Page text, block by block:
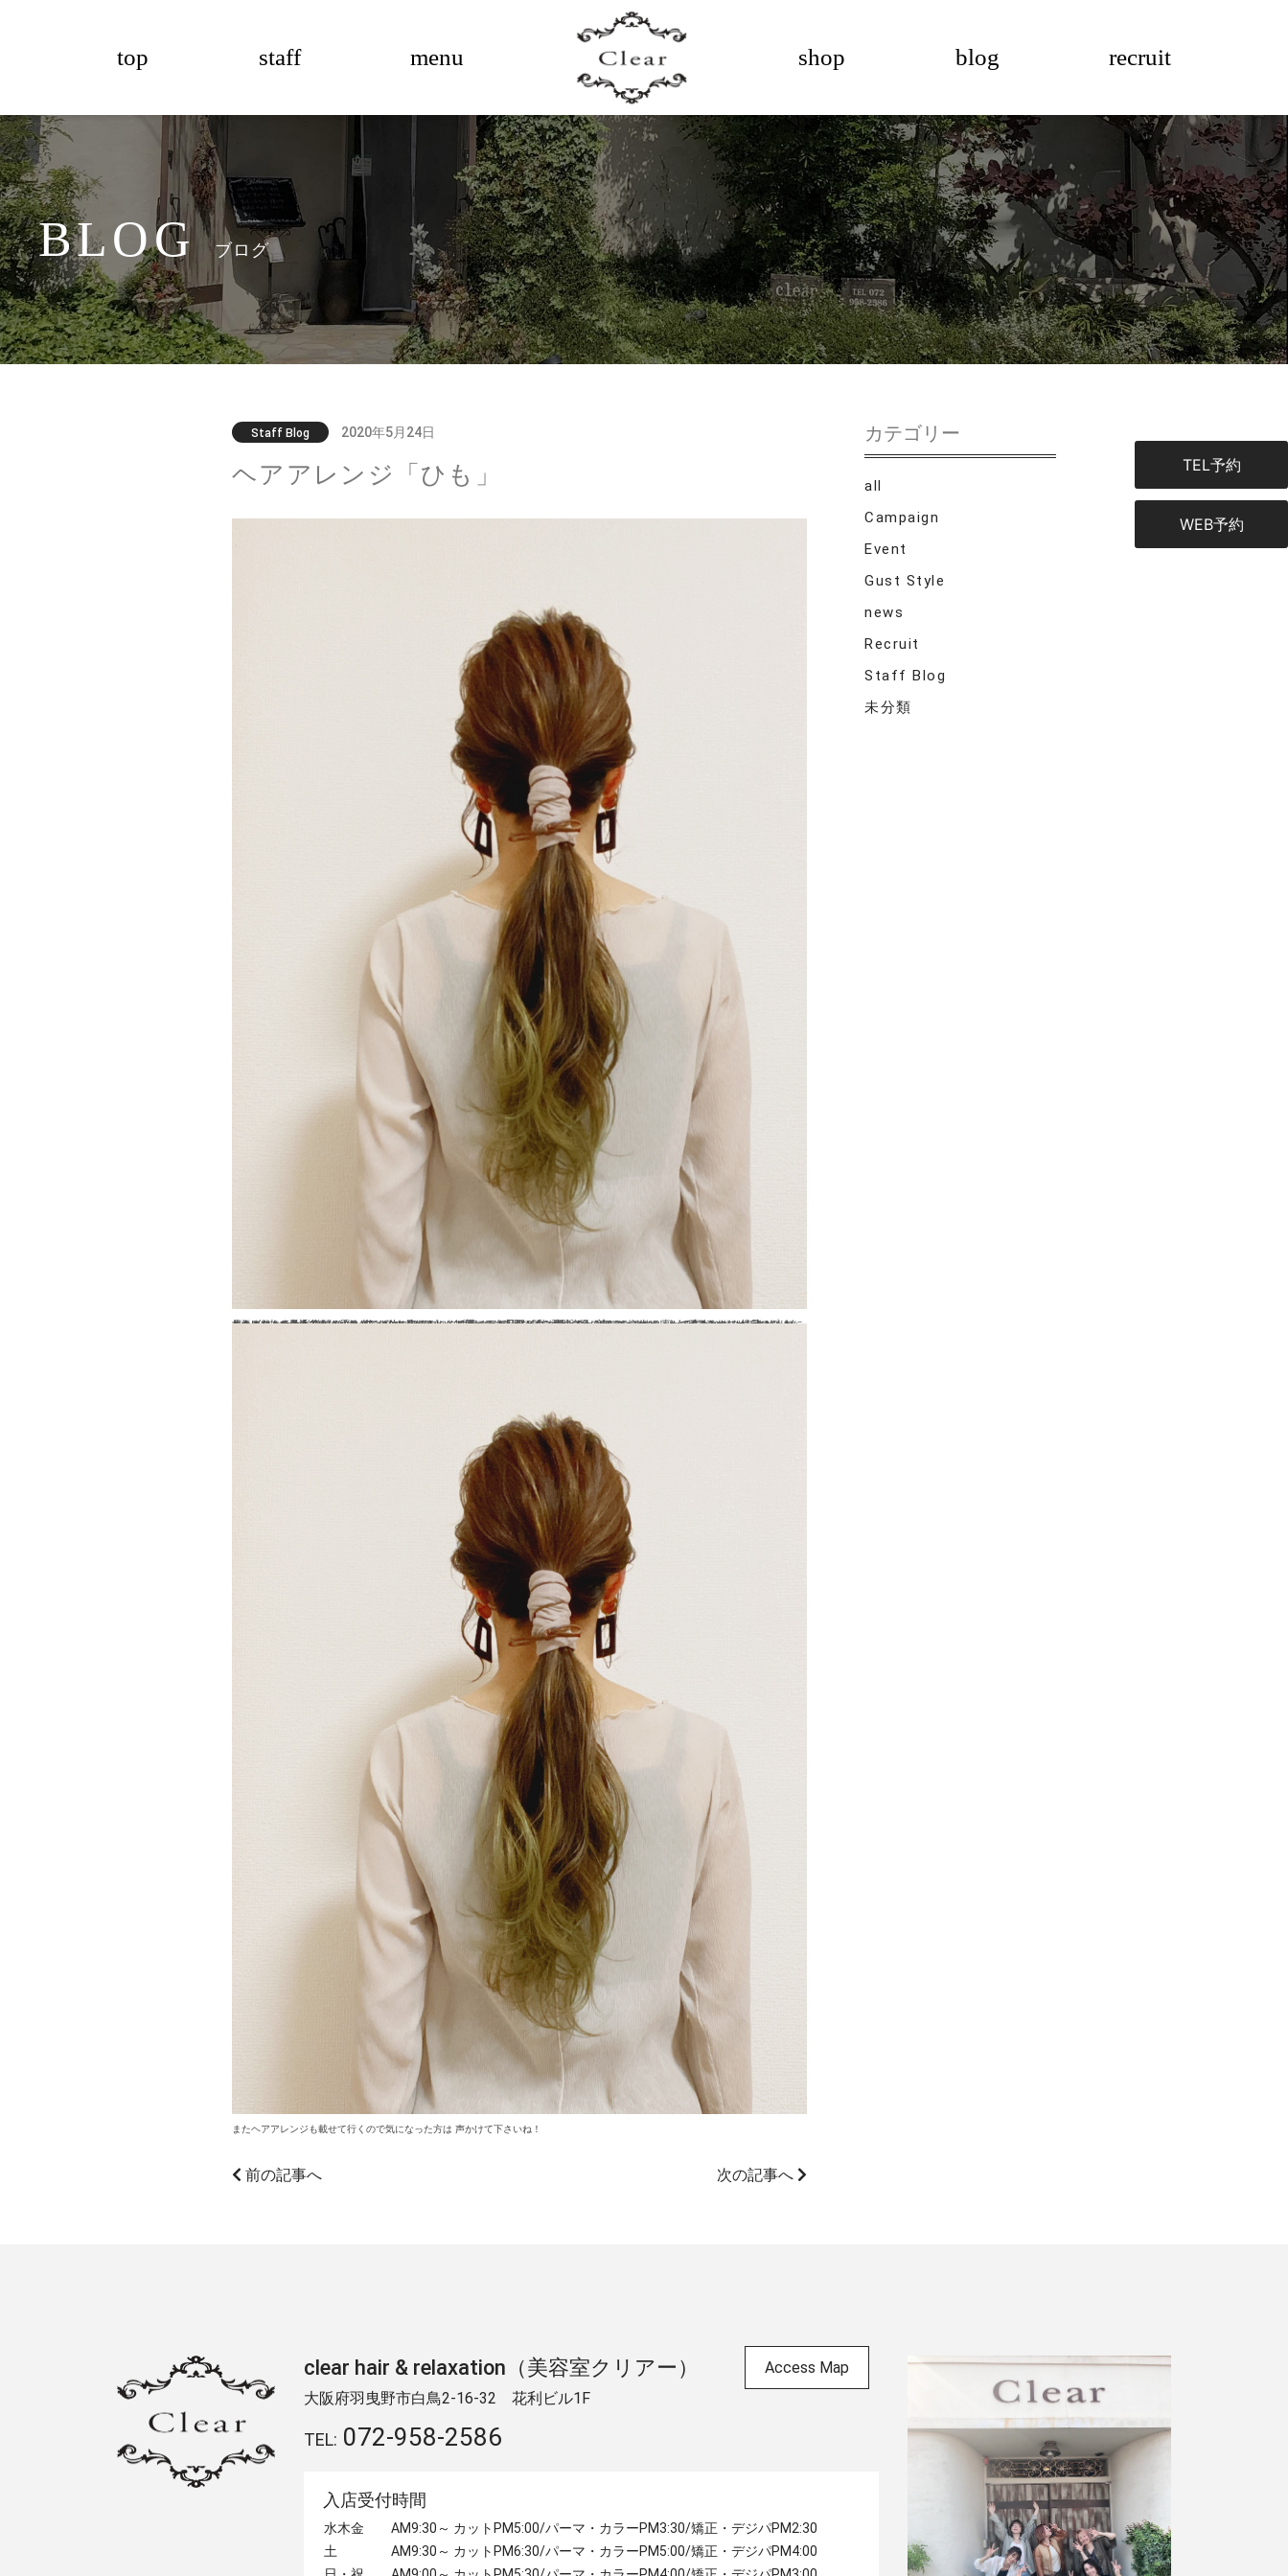
TEL予約
WEB予約
top staff menu shop blog recruit
BLOG ブログ
Staff Blog 2020年5月24日
ヘアアレンジ「ひも」
こんばんは☆青木です(#^.^#) 他のスタッフもブログに載せてましたが 私も最近やっとカラーをする事ができました！
根元のプリンが気になってイライラ(｀_´)ゞ笑 パッと見てほとんど変わった感はないですが
自分の中でやったというだけでテンション上がります！！ ずーっと私の髪の毛はロングなので アレンジすることが日課となってます！ 良くマメやねぇ～って言われますが
苦になったことがあまりなく 逆にそのままでは外に出れないって感じで 毎日アイロン巻いてからアレンジ♪ めっちゃ簡単なのしかしませんが…
一つに結んで最近多いひもでくるくるするだけ！ あとはバランス見て髪の毛引っ張り出して終わり！！
ハイ！それだけでおしゃれに見えませんか？(^.^)
またヘアアレンジも載せて行くので気になった方は 声かけて下さいね！
前の記事へ 次の記事へ
カテゴリー
all
Campaign
Event
Gust Style
news
Recruit
Staff Blog
未分類
clear hair & relaxation（美容室クリアー）
大阪府羽曳野市白鳥2-16-32 ​花利ビル1F
TEL: 072-958-2586
Access Map
入店受付時間
水木金
AM9:30～ カットPM5:00/パーマ・カラーPM3:30/矯正・デジパPM2:30
土
AM9:30～ カットPM6:30/パーマ・カラーPM5:00/矯正・デジパPM4:00